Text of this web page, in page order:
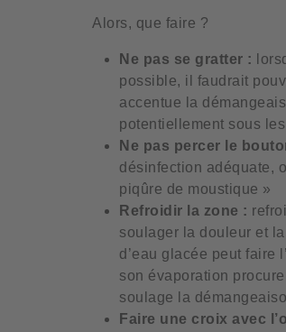
Alors, que faire ?
Ne pas se gratter :
possible, il faudrait
accentue la
potentiellement sous
Ne pas percer le
désinfection adéquate,
piqûre de moustique »
Refroidir la zone :
soulager la douleur et
d’eau glacée peut faire
son évaporation
soulage la
Faire une croix avec